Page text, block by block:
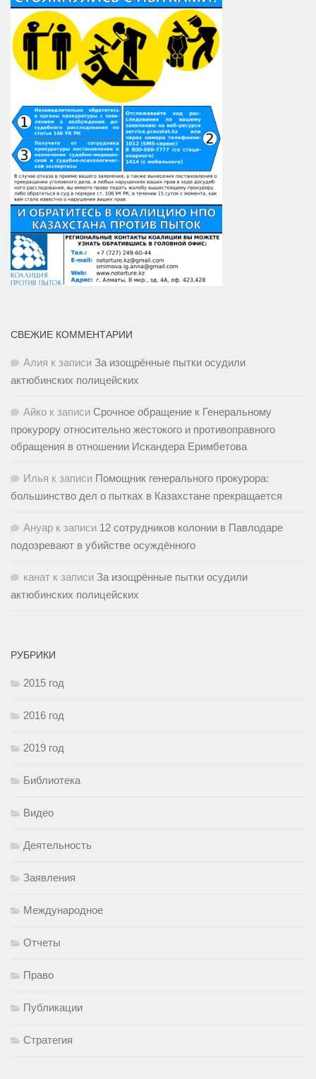
СВЕЖИЕ КОММЕНТАРИИ
Алия к записи За изощрённые пытки осудили
актюбинских полицейских
Айко к записи Срочное обращение к Генеральному
прокурору относительно жестокого и противоправного
обращения в отношении Искандера Еримбетова
Илья к записи Помощник генерального прокурора:
большинство дел о пытках в Казахстане прекращается
Ануар к записи 12 сотрудников колонии в Павлодаре
подозревают в убийстве осуждённого
канат к записи За изощрённые пытки осудили
актюбинских полицейских
РУБРИКИ
2015 год
2016 год
2019 год
Библиотека
Видео
Деятельность
Заявления
Международное
Отчеты
Право
Публикации
Стратегия